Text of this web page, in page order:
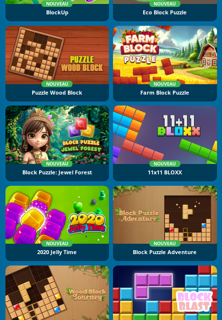
NOUVEAU
BlockUp
NOUVEAU
Eco Block Puzzle
NOUVEAU
Puzzle Wood Block
NOUVEAU
Farm Block Puzzle
NOUVEAU
Block Puzzle: Jewel Forest
NOUVEAU
11x11 BLOXX
NOUVEAU
2020 Jelly Time
NOUVEAU
Block Puzzle Adventure